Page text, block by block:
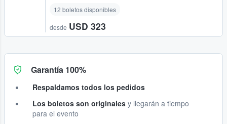
12 boletos disponibles
desde USD 323
Garantía 100%
Respaldamos todos los pedidos
Los boletos son originales y llegarán a tiempo
para el evento